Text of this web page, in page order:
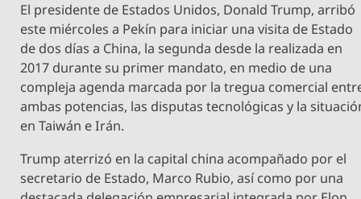
El presidente de Estados Unidos, Donald Trump, arribó
este miércoles a Pekín para iniciar una visita de Estado
de dos días a China, la segunda desde la realizada en
2017 durante su primer mandato, en medio de una
compleja agenda marcada por la tregua comercial
ambas potencias, las disputas tecnológicas y la
en Taiwán e Irán.
Trump aterrizó en la capital china acompañado por el
secretario de Estado, Marco Rubio, así como por una